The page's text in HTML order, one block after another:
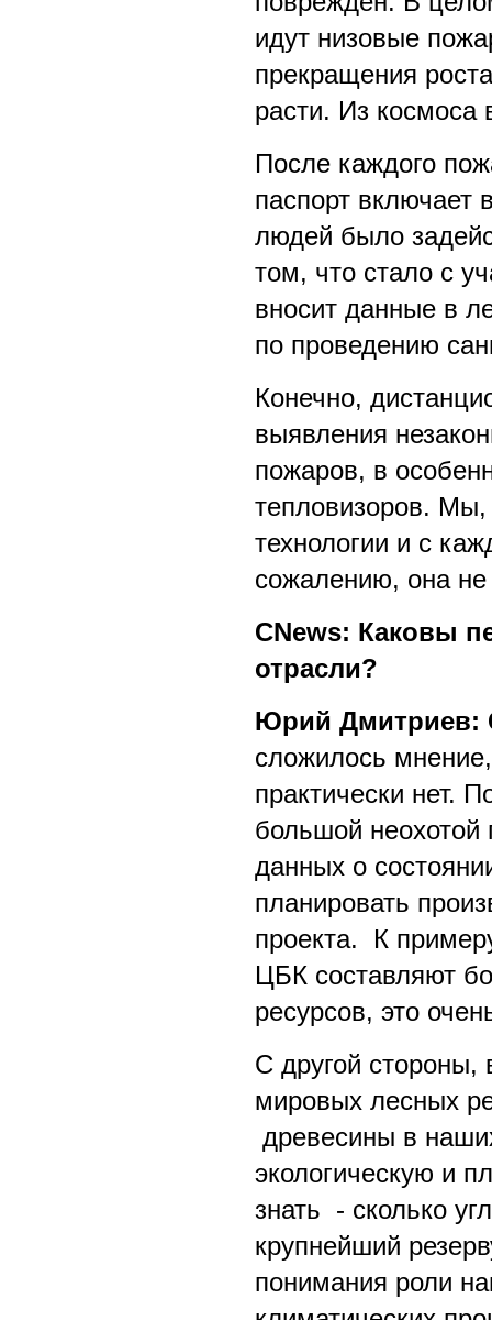
идут низовые
прекращения
расти. Из космоса
После каждого
паспорт включает
людей было
том, что стало с
вносит данные в
по проведению
Конечно,
выявления
пожаров, в
тепловизоров. Мы,
технологии и с
сожалению, она не
CNews: Каковы
отрасли?
Юрий Дмитриев:
сложилось
практически нет.
большой неохотой
данных о
планировать
проекта. К
ЦБК составляют
ресурсов, это
С другой стороны,
мировых лесных
древесины в
экологическую и
знать - сколько
крупнейший
понимания роли